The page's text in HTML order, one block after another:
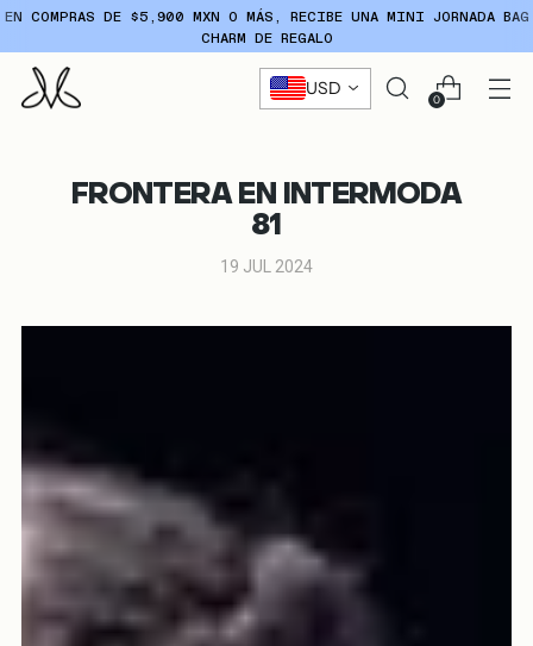
ENVÍO GRATIS EN ÓRDENES+4000 MXN
USD
0
FRONTERA EN INTERMODA
81
19 JUL 2024